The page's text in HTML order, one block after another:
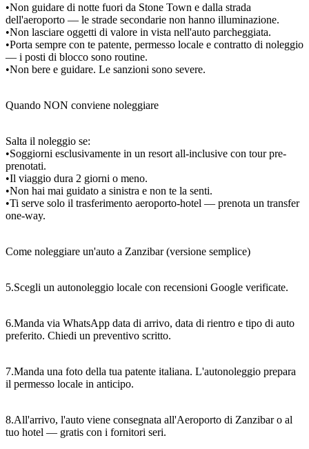
•Non guidare di notte fuori da Stone Town e dalla strada
dell'aeroporto — le strade secondarie non hanno illuminazione.
•Non lasciare oggetti di valore in vista nell'auto parcheggiata.
•Porta sempre con te patente, permesso locale e contratto di noleggio
— i posti di blocco sono routine.
•Non bere e guidare. Le sanzioni sono severe.
Quando NON conviene noleggiare
Salta il noleggio se:
•Soggiorni esclusivamente in un resort all-inclusive con tour pre-
prenotati.
•Il viaggio dura 2 giorni o meno.
•Non hai mai guidato a sinistra e non te la senti.
•Ti serve solo il trasferimento aeroporto-hotel — prenota un transfer
one-way.
Come noleggiare un'auto a Zanzibar (versione semplice)
5.Scegli un autonoleggio locale con recensioni Google verificate.
6.Manda via WhatsApp data di arrivo, data di rientro e tipo di auto
preferito. Chiedi un preventivo scritto.
7.Manda una foto della tua patente italiana. L'autonoleggio prepara
il permesso locale in anticipo.
8.All'arrivo, l'auto viene consegnata all'Aeroporto di Zanzibar o al
tuo hotel — gratis con i fornitori seri.